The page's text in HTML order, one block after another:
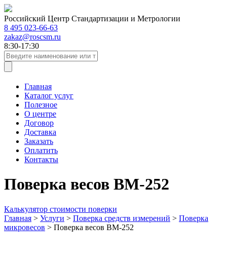
Российский Центр Стандартизации и Метрологии
8 495 023-66-63
zakaz@roscsm.ru
8:30-17:30
Главная
Каталог услуг
Полезное
О центре
Договор
Доставка
Заказать
Оплатить
Контакты
Поверка весов ВМ-252
Калькулятор стоимости поверки
Главная > Услуги > Поверка средств измерений > Поверка
микровесов > Поверка весов ВМ-252